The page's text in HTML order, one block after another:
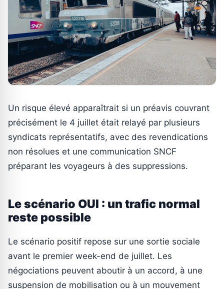
Un risque élevé apparaîtrait si un préavis couvrant
précisément le 4 juillet était relayé par plusieurs
syndicats représentatifs, avec des revendications
non résolues et une communication SNCF
préparant les voyageurs à des suppressions.
Le scénario OUI : un trafic normal
reste possible
Le scénario positif repose sur une sortie sociale
avant le premier week-end de juillet. Les
négociations peuvent aboutir à un accord, à une
suspension de mobilisation ou à un mouvement